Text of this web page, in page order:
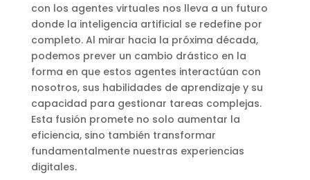
con los agentes virtuales nos lleva a un futuro
donde la inteligencia artificial se redefine por
completo. Al mirar hacia la próxima década,
podemos prever un cambio drástico en la
forma en que estos agentes interactúan con
nosotros, sus habilidades de aprendizaje y su
capacidad para gestionar tareas complejas.
Esta fusión promete no solo aumentar la
eficiencia, sino también transformar
fundamentalmente nuestras experiencias
digitales.